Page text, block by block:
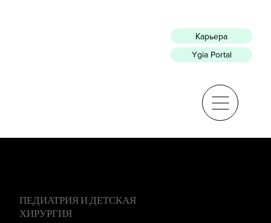
Карьера
Ygia Portal
ПЕДИАТРИЯ И ДЕТСКАЯ
ХИРУРГИЯ